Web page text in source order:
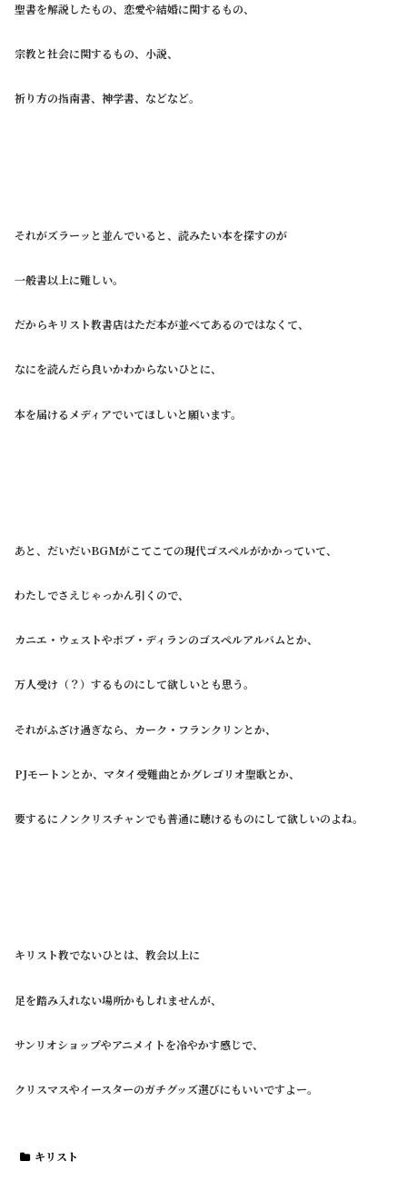
聖書を解説したもの、恋愛や結婚に関するもの、
宗教と社会に関するもの、小説、
祈り方の指南書、神学書、などなど。
それがズラーッと並んでいると、読みたい本を探すのが
一般書以上に難しい。
だからキリスト教書店はただ本が並べてあるのではなくて、
なにを読んだら良いかわからないひとに、
本を届けるメディアでいてほしいと願います。
あと、だいだいBGMがこてこての現代ゴスペルがかかっていて、
わたしでさえじゃっかん引くので、
カニエ・ウェストやボブ・ディランのゴスペルアルバムとか、
万人受け（？）するものにして欲しいとも思う。
それがふざけ過ぎなら、カーク・フランクリンとか、
PJモートンとか、マタイ受難曲とかグレゴリオ聖歌とか、
要するにノンクリスチャンでも普通に聴けるものにして欲しいのよね。
キリスト教でないひとは、教会以上に
足を踏み入れない場所かもしれませんが、
サンリオショップやアニメイトを冷やかす感じで、
クリスマスやイースターのガチグッズ選びにもいいですよー。
キリスト